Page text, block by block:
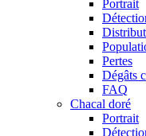
Portrait
Pertes
Dégâts
FAQ
Chacal doré
Portrait